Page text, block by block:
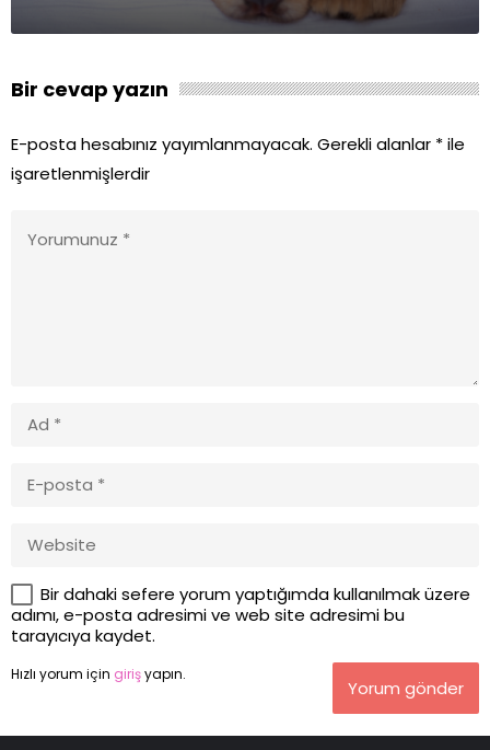
Bir cevap yazın
E-posta hesabınız yayımlanmayacak. Gerekli alanlar *ile
işaretlenmişlerdir
Bir dahaki sefere yorum yaptığımda kullanılmak üzere
adımı, e-posta adresimi ve web site adresimi bu
tarayıcıya kaydet.
Hızlı yorum için girişyapın.
Yorum gönder